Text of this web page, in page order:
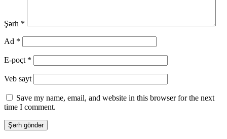
Şərh *
Ad *
E-poçt *
Veb sayt
Save my name, email, and website in this browser for the next
time I comment.